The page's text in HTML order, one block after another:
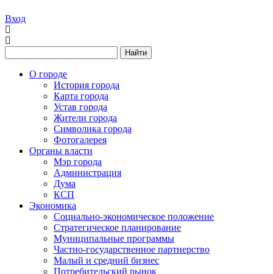
Вход
Найти
О городе
История города
Карта города
Устав города
Жители города
Символика города
Фотогалерея
Органы власти
Мэр города
Администрация
Дума
КСП
Экономика
Социально-экономическое положение
Стратегическое планирование
Муниципальные программы
Частно-государственное партнерство
Малый и средний бизнес
Потребительский рынок